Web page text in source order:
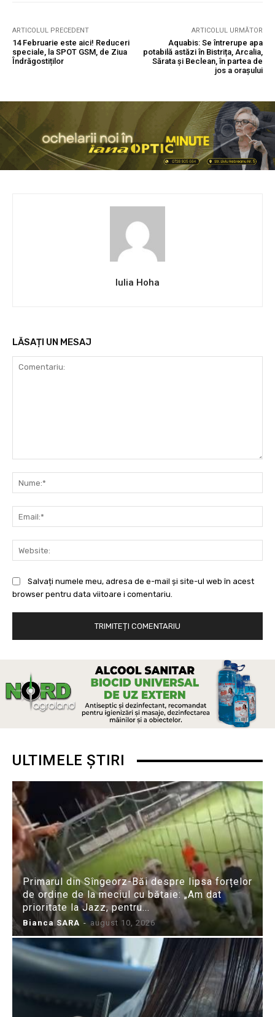
ARTICOLUL PRECEDENT
14 Februarie este aici! Reduceri
speciale, la SPOT GSM, de Ziua
Îndrăgostiților
ARTICOLUL URMĂTOR
Aquabis: Se întrerupe apa
potabilă astăzi în Bistrița, Arcalia,
Sărata și Beclean, în partea de
jos a orașului
Iulia Hoha
LĂSAȚI UN MESAJ
Salvați numele meu, adresa de e-mail și site-ul web în acest
browser pentru data viitoare i comentariu.
ULTIMELE ȘTIRI
Primarul din Sîngeorz-Băi despre lipsa forțelor
de ordine de la meciul cu bătaie: „Am dat
prioritate la Jazz, pentru...
Bianca SARA - august 10, 2026